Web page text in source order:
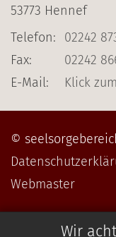
Wir
53773 Hennef
Telefon:
02242
Fax:
02242
E-Mail:
Klick
©
Webmaster